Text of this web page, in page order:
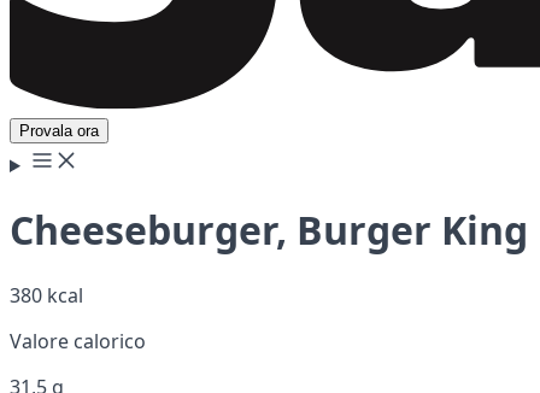
Provala ora
Cheeseburger, Burger King
380 kcal
Valore calorico
31,5 g